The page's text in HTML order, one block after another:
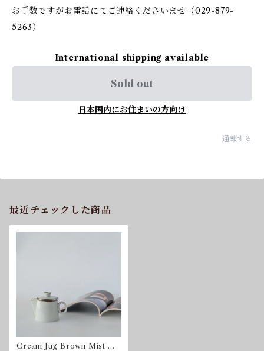
お手数ですがお電話にてご連絡くださいませ（029-879-
5263）
International shipping available
Sold out
日本国内にお住まいの方向け
通報する
最近チェックした商品
Cream Jug Brown Mist Ni